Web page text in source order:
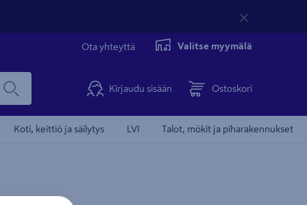
Ota yhteyttä Valitse myymälä
Kirjaudu sisään Ostoskori
Koti, keittiö ja säilytys LVI Talot, mökit ja piharakennukset